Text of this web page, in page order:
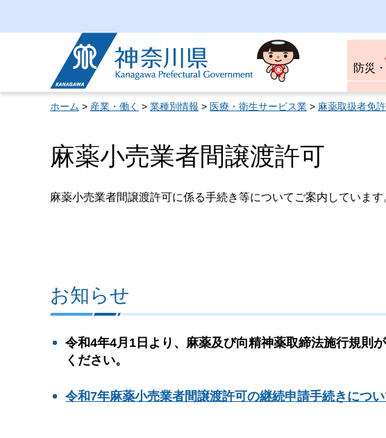
神奈川県
防災
ホーム > 産業・働く > 業種別情報 > 医療・衛生サービス業 > 麻薬取扱者免
麻薬小売業者間譲渡許可
麻薬小売業者間譲渡許可に係る手続き等についてご案内しています
お知らせ
令和4年4月1日より、麻薬及び向精神薬取締法施行規則
ください。
令和7年麻薬小売業者間譲渡許可の継続申請手続きにつ